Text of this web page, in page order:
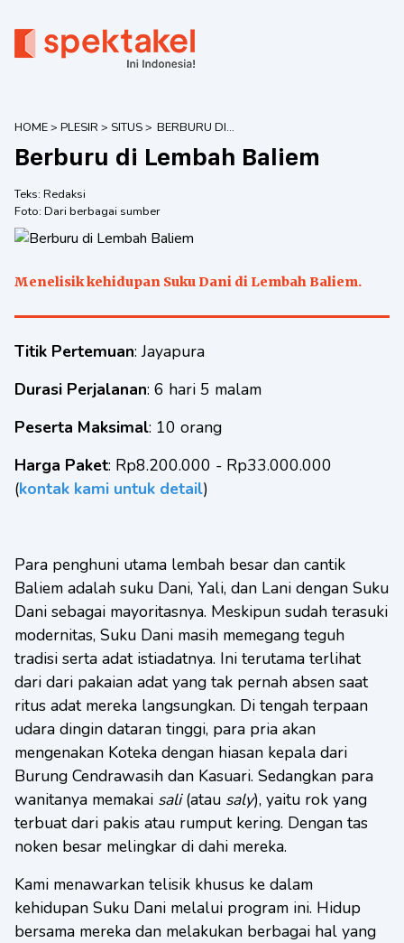
HOME> PLESIR > SITUS> BERBURU DI
LEMBAH BALIEM
Berburu di Lembah Baliem
Teks: Redaksi
Foto: Dari berbagai sumber
Menelisik kehidupan Suku Dani di Lembah Baliem.
Titik Pertemuan: Jayapura
Durasi Perjalanan: 6 hari 5 malam
Peserta Maksimal: 10 orang
Harga Paket: Rp8.200.000 - Rp33.000.000
(kontak kami untuk detail)
Para penghuni utama lembah besar dan cantik
Baliem adalah suku Dani, Yali, dan Lani dengan Suku
Dani sebagai mayoritasnya. Meskipun sudah terasuki
modernitas, Suku Dani masih memegang teguh
tradisi serta adat istiadatnya. Ini terutama terlihat
dari dari pakaian adat yang tak pernah absen saat
ritus adat mereka langsungkan. Di tengah terpaan
udara dingin dataran tinggi, para pria akan
mengenakan Koteka dengan hiasan kepala dari
Burung Cendrawasih dan Kasuari. Sedangkan para
wanitanya memakai sali(atau saly), yaitu rok yang
terbuat dari pakis atau rumput kering. Dengan tas
noken besar melingkar di dahi mereka.
Kami menawarkan telisik khusus ke dalam
kehidupan Suku Dani melalui program ini. Hidup
bersama mereka dan melakukan berbagai hal yang